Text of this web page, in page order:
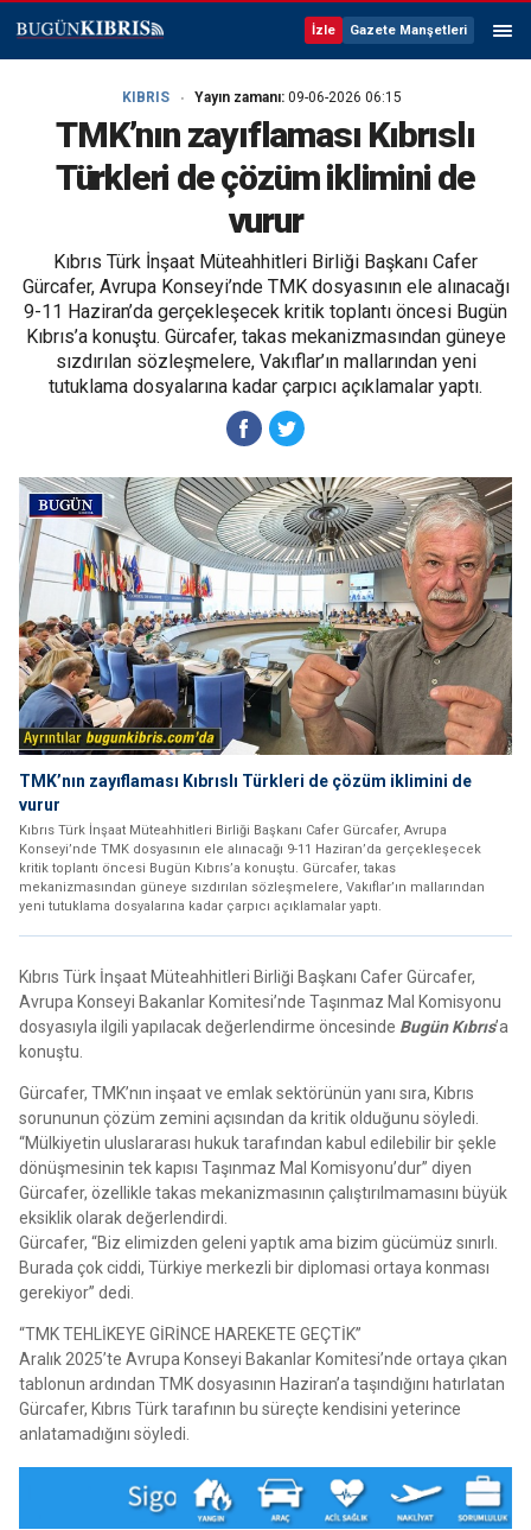
İzle Gazete Manşetleri
KIBRIS Yayın zamanı: 09-06-2026 06:15
TMK’nın zayıflaması Kıbrıslı
Türkleri de çözüm iklimini de
vurur
Kıbrıs Türk İnşaat Müteahhitleri Birliği Başkanı Cafer
Gürcafer, Avrupa Konseyi’nde TMK dosyasının ele alınacağı
9-11 Haziran’da gerçekleşecek kritik toplantı öncesi Bugün
Kıbrıs’a konuştu. Gürcafer, takas mekanizmasından güneye
sızdırılan sözleşmelere, Vakıflar’ın mallarından yeni
tutuklama dosyalarına kadar çarpıcı açıklamalar yaptı.
TMK’nın zayıflaması Kıbrıslı Türkleri de çözüm iklimini de
vurur
Kıbrıs Türk İnşaat Müteahhitleri Birliği Başkanı Cafer Gürcafer, Avrupa
Konseyi’nde TMK dosyasının ele alınacağı 9-11 Haziran’da gerçekleşecek
kritik toplantı öncesi Bugün Kıbrıs’a konuştu. Gürcafer, takas
mekanizmasından güneye sızdırılan sözleşmelere, Vakıflar’ın mallarından
yeni tutuklama dosyalarına kadar çarpıcı açıklamalar yaptı.
Kıbrıs Türk İnşaat Müteahhitleri Birliği Başkanı Cafer Gürcafer,
Avrupa Konseyi Bakanlar Komitesi’nde Taşınmaz Mal Komisyonu
dosyasıyla ilgili yapılacak değerlendirme öncesinde Bugün Kıbrıs’a
konuştu.
Gürcafer, TMK’nın inşaat ve emlak sektörünün yanı sıra, Kıbrıs
sorununun çözüm zemini açısından da kritik olduğunu söyledi.
“Mülkiyetin uluslararası hukuk tarafından kabul edilebilir bir şekle
dönüşmesinin tek kapısı Taşınmaz Mal Komisyonu’dur” diyen
Gürcafer, özellikle takas mekanizmasının çalıştırılmamasını büyük
eksiklik olarak değerlendirdi.
Gürcafer, “Biz elimizden geleni yaptık ama bizim gücümüz sınırlı.
Burada çok ciddi, Türkiye merkezli bir diplomasi ortaya konması
gerekiyor” dedi.
“TMK TEHLİKEYE GİRİNCE HAREKETE GEÇTİK”
Aralık 2025’te Avrupa Konseyi Bakanlar Komitesi’nde ortaya çıkan
tablonun ardından TMK dosyasının Haziran’a taşındığını hatırlatan
Gürcafer, Kıbrıs Türk tarafının bu süreçte kendisini yeterince
anlatamadığını söyledi.